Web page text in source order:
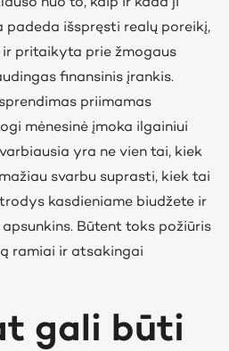
padeda išspręsti realų poreikį,
pritaikyta prie žmogaus
finansinis įrankis.
priimamas
mėnesinė įmoka ilgainiui
yra ne vien tai, kiek
svarbu suprasti, kiek tai
kasdieniame biudžete ir
Būtent toks požiūris
ramiai ir atsakingai
gali būti